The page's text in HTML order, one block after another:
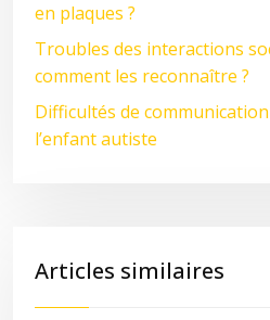
en plaques ?
Troubles des interactions
comment les reconnaître ?
Difficultés de
l’enfant autiste
Articles similaires